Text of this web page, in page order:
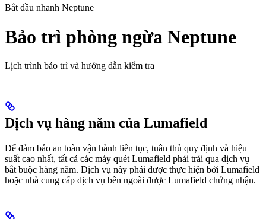
Bắt đầu nhanh Neptune
Bảo trì phòng ngừa Neptune
Lịch trình bảo trì và hướng dẫn kiểm tra
Dịch vụ hàng năm của Lumafield
Để đảm bảo an toàn vận hành liên tục, tuân thủ quy định và hiệu
suất cao nhất, tất cả các máy quét Lumafield phải trải qua dịch vụ
bắt buộc hàng năm. Dịch vụ này phải được thực hiện bởi Lumafield
hoặc nhà cung cấp dịch vụ bên ngoài được Lumafield chứng nhận.